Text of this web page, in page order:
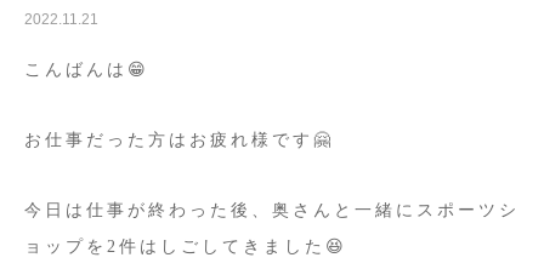
2022.11.21
こんばんは😁
お仕事だった方はお疲れ様です🤗
今日は仕事が終わった後、奥さんと一緒にスポーツシ
ョップを2件はしごしてきました😆